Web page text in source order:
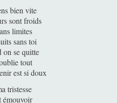
bien vite
sont froids
limites
sans toi
on se quitte
tout
est si doux
tristesse
émouvoir